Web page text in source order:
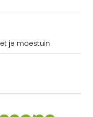
je moestuin